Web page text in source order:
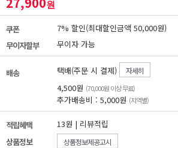
원
쿠폰
7% 할인(최대할인금액 50,000원)
무이자할부
무이자 가능
배송 택배(주문 시 결제) 자세히
4,500원 (70,000원 이상 무료)
추가배송비 : 5,000원 (지역별)
적립혜택
13원 | 리뷰적립
상품정보
상품정보제공고시